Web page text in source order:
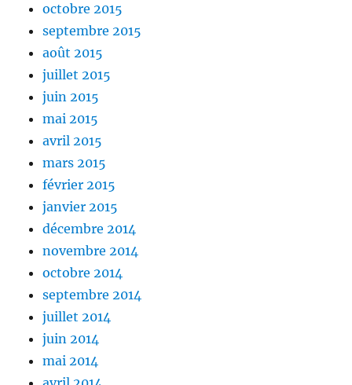
octobre 2015
septembre 2015
août 2015
juillet 2015
juin 2015
mai 2015
avril 2015
mars 2015
février 2015
janvier 2015
décembre 2014
novembre 2014
octobre 2014
septembre 2014
juillet 2014
juin 2014
mai 2014